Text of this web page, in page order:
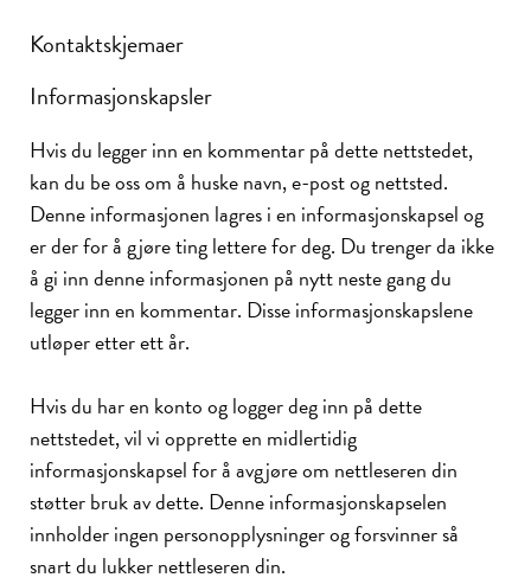
Kontaktskjemaer
Informasjonskapsler
Hvis du legger inn en kommentar på dette nettstedet,
kan du be oss om å huske navn, e-post og nettsted.
Denne informasjonen lagres i en informasjonskapsel og
er der for å gjøre ting lettere for deg. Du trenger da ikke
å gi inn denne informasjonen på nytt neste gang du
legger inn en kommentar. Disse informasjonskapslene
utløper etter ett år.
Hvis du har en konto og logger deg inn på dette
nettstedet, vil vi opprette en midlertidig
informasjonskapsel for å avgjøre om nettleseren din
støtter bruk av dette. Denne informasjonskapselen
innholder ingen personopplysninger og forsvinner så
snart du lukker nettleseren din.